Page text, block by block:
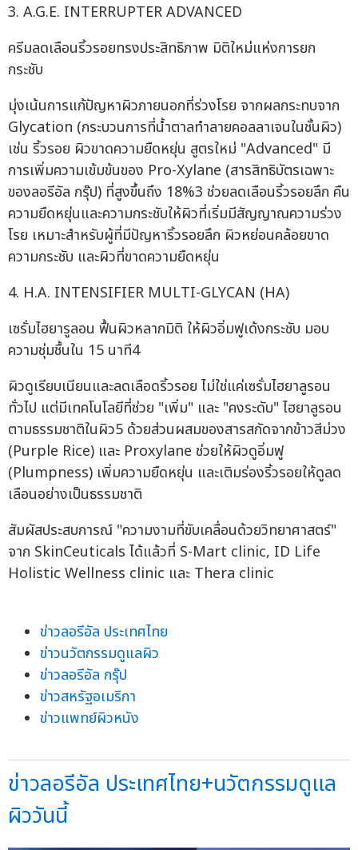
3. A.G.E. INTERRUPTER ADVANCED
ครีมลดเลือนริ้วรอยทรงประสิทธิภาพ มิติใหม่แห่งการยก
กระชับ
มุ่งเน้นการแก้ปัญหาผิวภายนอกที่ร่วงโรย จากผลกระทบจาก
Glycation (กระบวนการที่น้ำตาลทำลายคอลลาเจนในชั้นผิว)
เช่น ริ้วรอย ผิวขาดความยืดหยุ่น สูตรใหม่ "Advanced" มี
การเพิ่มความเข้มข้นของ Pro-Xylane (สารสิทธิบัตรเฉพาะ
ของลอรีอัล กรุ๊ป) ที่สูงขึ้นถึง 18%3 ช่วยลดเลือนริ้วรอยลึก คืน
ความยืดหยุ่นและความกระชับให้ผิวที่เริ่มมีสัญญาณความร่วง
โรย เหมาะสำหรับผู้ที่มีปัญหาริ้วรอยลึก ผิวหย่อนคล้อยขาด
ความกระชับ และผิวที่ขาดความยืดหยุ่น
4. H.A. INTENSIFIER MULTI-GLYCAN (HA)
เซรั่มไฮยารูลอน ฟื้นผิวหลากมิติ ให้ผิวอิ่มฟูเด้งกระชับ มอบ
ความชุ่มชื้นใน 15 นาที4
ผิวดูเรียบเนียนและลดเลือดริ้วรอย ไม่ใช่แค่เซรั่มไฮยาลูรอน
ทั่วไป แต่มีเทคโนโลยีที่ช่วย "เพิ่ม" และ "คงระดับ" ไฮยาลูรอน
ตามธรรมชาติในผิว5 ด้วยส่วนผสมของสารสกัดจากข้าวสีม่วง
(Purple Rice) และ Proxylane ช่วยให้ผิวดูอิ่มฟู
(Plumpness) เพิ่มความยืดหยุ่น และเติมร่องริ้วรอยให้ดูลด
เลือนอย่างเป็นธรรมชาติ
สัมผัสประสบการณ์ "ความงามที่ขับเคลื่อนด้วยวิทยาศาสตร์"
จาก SkinCeuticals ได้แล้วที่ S-Mart clinic, ID Life
Holistic Wellness clinic และ Thera clinic
ข่าวลอรีอัล ประเทศไทย
ข่าวนวัตกรรมดูแลผิว
ข่าวลอรีอัล กรุ๊ป
ข่าวสหรัฐอเมริกา
ข่าวแพทย์ผิวหนัง
ข่าวลอรีอัล ประเทศไทย+นวัตกรรมดูแล
ผิววันนี้